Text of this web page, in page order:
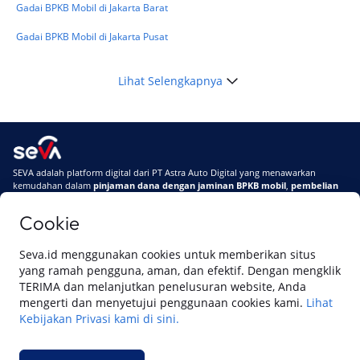
Cookie
Seva.id menggunakan cookies untuk memberikan situs
yang ramah pengguna, aman, dan efektif. Dengan mengklik
TERIMA dan melanjutkan penelusuran website, Anda
mengerti dan menyetujui penggunaan cookies kami. Lihat
Kebijakan Privasi kami di sini.
Gadai BPKB Mobil di Jakarta Barat
Gadai BPKB Mobil di Jakarta Pusat
Lihat Selengkapnya
SEVA adalah platform digital dari PT Astra Auto Digital yang menawarkan
kemudahan dalam pinjaman dana dengan jaminan BPKB mobil, pembelian
Di SEVA, BPKB mobilmu #BisaJadiDuit
Tentang SEVASyarat & Ketentuan
Pemberitahuan Privasi